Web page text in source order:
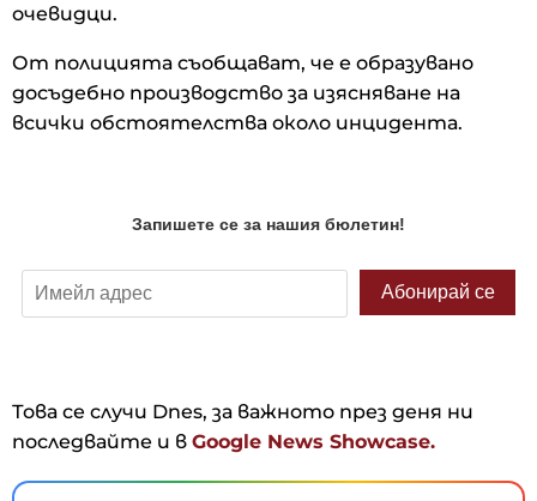
очевидци.
От полицията съобщават, че е образувано
досъдебно производство за изясняване на
всички обстоятелства около инцидента.
Това се случи Dnes, за важното през деня ни
последвайте и в Google News Showcase.